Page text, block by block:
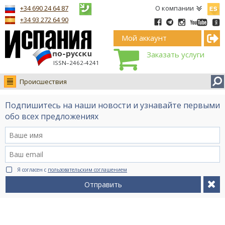
О компании
ISSN–2462-4241
+34 690 24 64 87
+34 93 272 64 90
Мой аккаунт
Заказать услуги
Происшествия
Новости
Интервью
Видео Ruso.TV
BCN life
Сервис на немецком
Подпишитесь на наши новости и узнавайте первыми
обо всех предложениях
Я согласен с пользовательским соглашением
Отправить